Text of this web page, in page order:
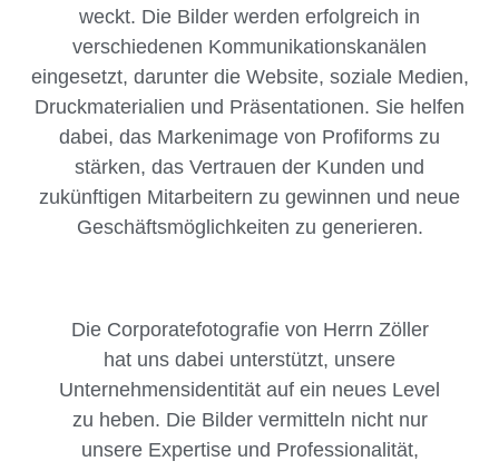
weckt. Die Bilder werden erfolgreich in
verschiedenen Kommunikationskanälen
eingesetzt, darunter die Website, soziale Medien,
Druckmaterialien und Präsentationen. Sie helfen
dabei, das Markenimage von Profiforms zu
stärken, das Vertrauen der Kunden und
zukünftigen Mitarbeitern zu gewinnen und neue
Geschäftsmöglichkeiten zu generieren.
Die Corporatefotografie von Herrn Zöller
hat uns dabei unterstützt, unsere
Unternehmensidentität auf ein neues Level
zu heben. Die Bilder vermitteln nicht nur
unsere Expertise und Professionalität,